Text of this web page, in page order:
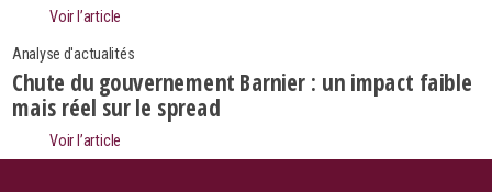
Voir l’article
Analyse d'actualités
Chute du gouvernement Barnier : un impact faible
mais réel sur le spread
Voir l’article